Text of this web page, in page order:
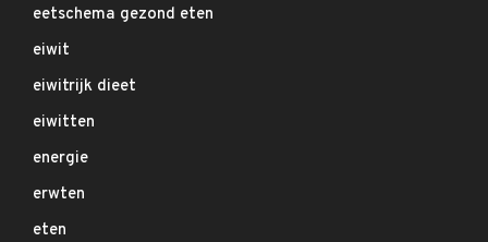
eetschema gezond eten
eiwit
eiwitrijk dieet
eiwitten
energie
erwten
eten